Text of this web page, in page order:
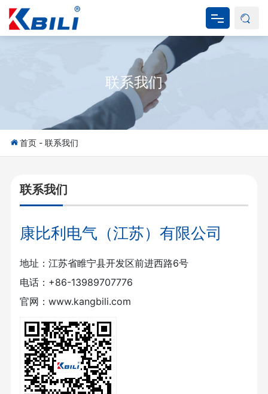
新闻资讯
资料下载
联系我们
联系我们
首页 - 联系我们
联系我们
康比利电气（江苏）有限公司
地址：江苏省睢宁县开发区前进西路6号
电话：+86-13989707776
官网：www.kangbili.com